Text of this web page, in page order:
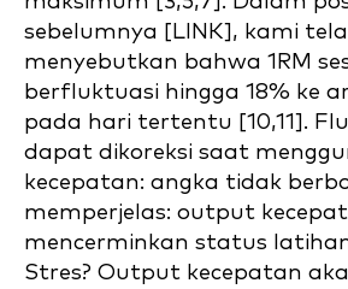
sebelumnya [LINK], kami
menyebutkan bahwa 1RM
berfluktuasi hingga 18% ke
pada hari tertentu [10,11].
dapat dikoreksi saat
kecepatan: angka tidak
memperjelas: output
mencerminkan status
Stres? Output kecepatan